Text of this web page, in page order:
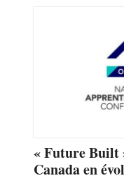
« Future Built
Canada en